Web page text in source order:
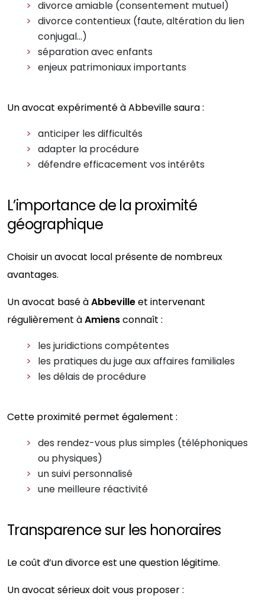
divorce amiable (consentement mutuel)
divorce contentieux (faute, altération du lien
conjugal…)
séparation avec enfants
enjeux patrimoniaux importants
Un avocat expérimenté à Abbeville saura :
anticiper les difficultés
adapter la procédure
défendre efficacement vos intérêts
L’importance de la proximité
géographique
Choisir un avocat local présente de nombreux
avantages.
Un avocat basé àAbbevilleet intervenant
régulièrement àAmiensconnaît :
les juridictions compétentes
les pratiques du juge aux affaires familiales
les délais de procédure
Cette proximité permet également :
des rendez-vous plus simples (téléphoniques
ou physiques)
un suivi personnalisé
une meilleure réactivité
Transparence sur les honoraires
Le coût d’un divorce est une question légitime.
Un avocat sérieux doit vous proposer :